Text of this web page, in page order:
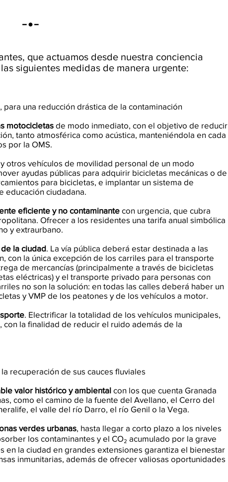
que actuamos desde nuestra conciencia
siguientes medidas de manera urgente:
una reducción drástica de la contaminación
motocicletas de modo inmediato, con el objetivo de reducir
tanto atmosférica como acústica, manteniéndola en cada
por la OMS.
y otros vehículos de movilidad personal de un modo
ayudas públicas para adquirir bicicletas mecánicas o de
para bicicletas, e implantar un sistema de
educación ciudadana.
eficiente y no contaminante con urgencia, que cubra
Ofrecer a los residentes una tarifa anual simbólica
y extraurbano.
la ciudad. La vía pública deberá estar destinada a las
con la única excepción de los carriles para el transporte
de mercancías (principalmente a través de bicicletas
eléctricas) y el transporte privado para personas con
no son la solución: en todas las calles deberá haber un
y VMP de los peatones y de los vehículos a motor.
. Electrificar la totalidad de los vehículos municipales,
la finalidad de reducir el ruido además de la
recuperación de sus cauces fluviales
valor histórico y ambiental con los que cuenta Granada
como el camino de la fuente del Avellano, el Cerro del
el valle del río Darro, el río Genil o la Vega.
verdes urbanas, hasta llegar a corto plazo a los niveles
los contaminantes y el CO₂ acumulado por la grave
en la ciudad en grandes extensiones garantiza el bienestar
inmunitarias, además de ofrecer valiosas oportunidades